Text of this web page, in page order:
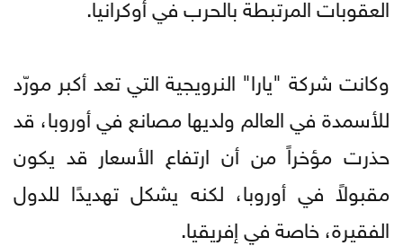
وكانت شركة "يارا" النرويجية التي تعد أكبر مورّد
للأسمدة في العالم ولديها مصانع في أوروبا، قد
حذرت مؤخراً من أن ارتفاع الأسعار قد يكون
مقبولاً في أوروبا، لكنه يشكل تهديدًا للدول
الفقيرة، خاصة في إفريقيا.